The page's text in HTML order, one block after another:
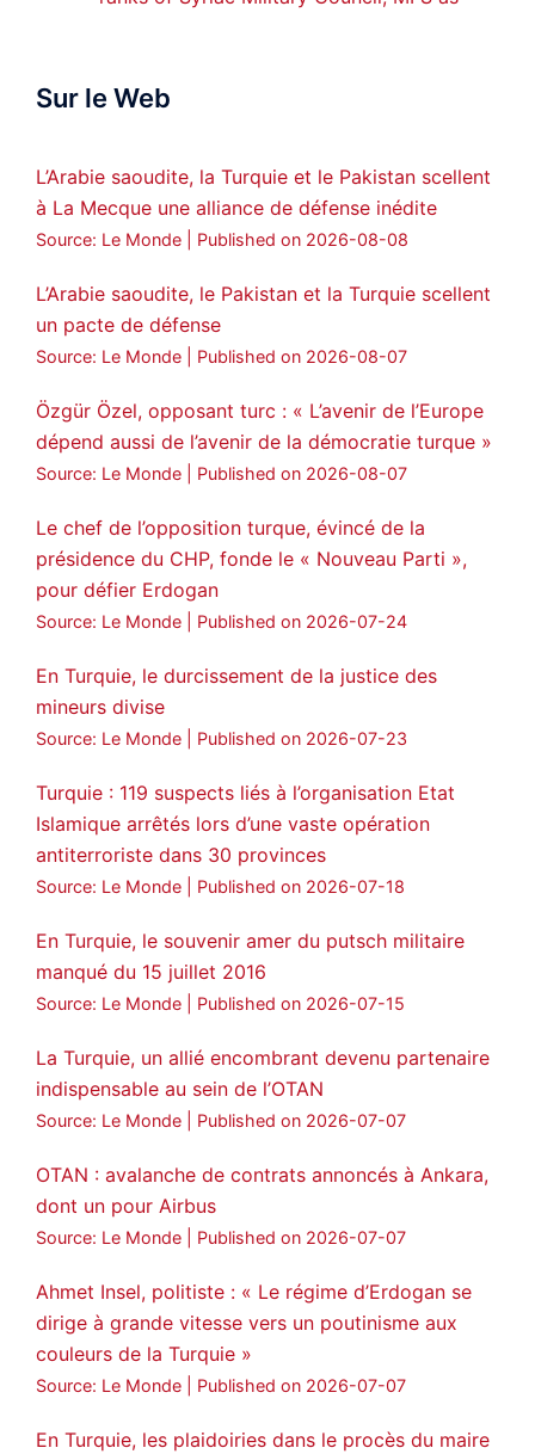
ܟܫܝܪܘܬܐ ܒܘܠܝܬܐ ܚܘܪܐ ܐܒܓܪ
Amitiés kurdes de Bretagne a retweeté
MedyaNews @medyanews_ · 24 Jan 2025
statement on Abdullah Öcalan meeting
#AbdullahÖcalan #PeaceProcess
🔗https://medyanews.rs/h4lwBwQ
3 2 Twitter
Voir plus...
Sur le Web
L’Arabie saoudite, la Turquie et le Pakistan scellent
à La Mecque une alliance de défense inédite
Source: Le Monde Published on 2026-08-08
L’Arabie saoudite, le Pakistan et la Turquie scellent
un pacte de défense
Source: Le Monde Published on 2026-08-07
Özgür Özel, opposant turc : « L’avenir de l’Europe
dépend aussi de l’avenir de la démocratie turque »
Source: Le Monde Published on 2026-08-07
Le chef de l’opposition turque, évincé de la
présidence du CHP, fonde le « Nouveau Parti »,
pour défier Erdogan
Source: Le Monde Published on 2026-07-24
En Turquie, le durcissement de la justice des
mineurs divise
Source: Le Monde Published on 2026-07-23
Turquie : 119 suspects liés à l’organisation Etat
Islamique arrêtés lors d’une vaste opération
antiterroriste dans 30 provinces
Source: Le Monde Published on 2026-07-18
En Turquie, le souvenir amer du putsch militaire
manqué du 15 juillet 2016
Source: Le Monde Published on 2026-07-15
La Turquie, un allié encombrant devenu partenaire
indispensable au sein de l’OTAN
Source: Le Monde Published on 2026-07-07
OTAN : avalanche de contrats annoncés à Ankara,
dont un pour Airbus
Source: Le Monde Published on 2026-07-07
Ahmet Insel, politiste : « Le régime d’Erdogan se
dirige à grande vitesse vers un poutinisme aux
couleurs de la Turquie »
Source: Le Monde Published on 2026-07-07
En Turquie, les plaidoiries dans le procès du maire